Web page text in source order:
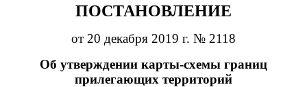
ПОСТАНОВЛЕНИЕ
от 20 декабря 2019 г. № 2118
Об утверждении карты-схемы границ
прилегающих территорий